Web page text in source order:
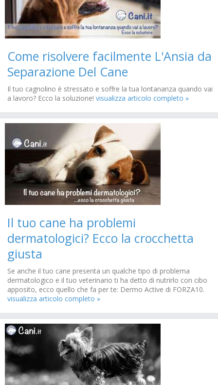
Come risolvere facilmente L'Ansia da
Separazione Del Cane
Il tuo cagnolino è stressato e soffre la tua lontananza quando vai
a lavoro? Ecco la soluzione! visualizza articolo completo »
Il tuo cane ha problemi
dermatologici? Ecco la crocchetta
giusta
Se anche il tuo cane presenta un qualche tipo di problema
dermatologico e il tuo veterinario ti ha detto di nutrirlo con cibo
apposito, ecco quello che fa per te: Dermo Active di FORZA10.
visualizza articolo completo »